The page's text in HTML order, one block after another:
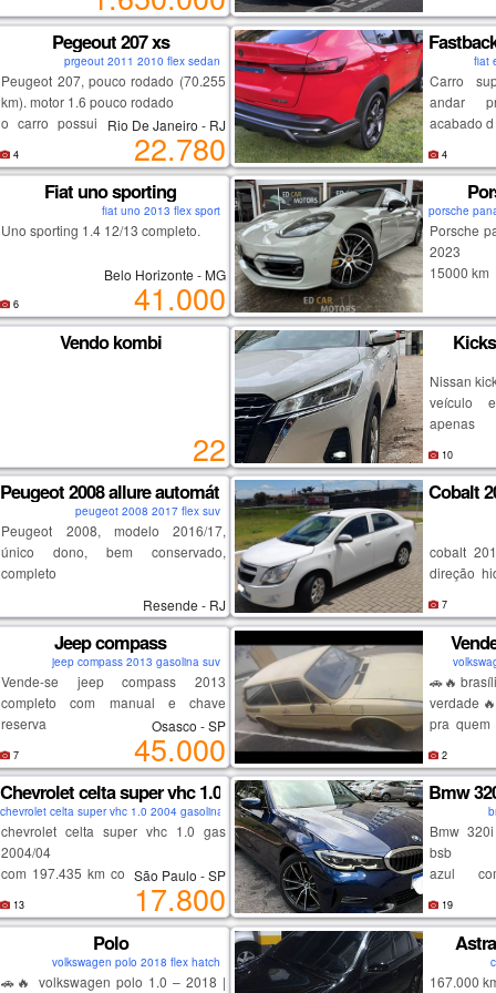
da região,
conforto e
carro
Pegeout 207 xs
prgeout 2011 2010 flex sedan
Peugeot 207, pouco rodado (70.255
km). motor 1.6 pouco rodado
o carro possui ar condicionado e
vidros e travas elétricas.
além disso, está com ipva pago,
trazendo ainda mais tranquilidade
ao novo proprietário, carro de
garagem coberta, uso familiaar.
Rio De Janeiro - RJ
22.780
4
fiat
Carro
andar
acabado
carro de
aceito
somente
4
Fiat uno sporting
fiat uno 2013 flex sport
Uno sporting 1.4 12/13 completo.
Belo Horizonte - MG
41.000
6
porsche
Porsche
2023
15000 km
Vendo kombi
22
Nissan
veículo
apenas
o dia a
de ré e
bem
10
Peugeot 2008 allure automático 1.6 16v
peugeot 2008 2017 flex suv
Peugeot 2008, modelo 2016/17,
único dono, bem conservado,
completo
Resende - RJ
Cobalt
cobalt
direção
central
braço
7
Jeep compass
jeep compass 2013 gasolina suv
Vende-se jeep compass 2013
completo com manual e chave
reserva
Osasco - SP
45.000
7
🚗🔥
verdade
pra
quer
valorizar!
✅
✅
✅ bobina
✅ tampa
✅ 4
⚠
trocar
– revisar
📄
2
Chevrolet celta super vhc 1.0 gas 2004/04
chevrolet celta super vhc 1.0 2004 gasolina hatch
chevrolet celta super vhc 1.0 gas
2004/04
com 197.435 km cor branco com ar
condicionado, vidros e trava elétrica
veículo em ótimo estado de
conservação pneus e mecânica em
geral excelente. veículo particular de
uso diário placa de sp final 4 já
São Paulo - SP
17.800
13
Bmw
Bmw
bsb
azul
pintura
interior
2 pneus
pastilhas
19
Polo
volkswagen polo 2018 flex hatch
🚗🔥 volkswagen polo 1.0 – 2018 |
167.000